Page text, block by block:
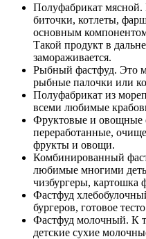
Полуфабрикат мясной.
биточки, котлеты,
основным
Такой продукт в
замораживается.
Рыбный фастфуд. Это
рыбные палочки или
Полуфабрикат из
всеми любимые
Фруктовые и овощные
переработанные,
фрукты и овощи.
Комбинированный
любимые многими
чизбургеры, картошка
Фастфуд
бургеров, готовое
Фастфуд молочный. К
детские сухие